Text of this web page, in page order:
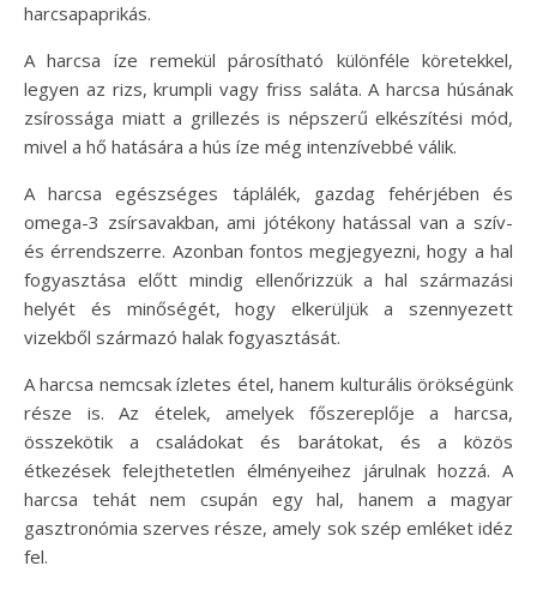
harcsapaprikás.
A harcsa íze remekül párosítható különféle köretekkel,
legyen az rizs, krumpli vagy friss saláta. A harcsa húsának
zsírossága miatt a grillezés is népszerű elkészítési mód,
mivel a hő hatására a hús íze még intenzívebbé válik.
A harcsa egészséges táplálék, gazdag fehérjében és
omega-3 zsírsavakban, ami jótékony hatással van a szív-
és érrendszerre. Azonban fontos megjegyezni, hogy a hal
fogyasztása előtt mindig ellenőrizzük a hal származási
helyét és minőségét, hogy elkerüljük a szennyezett
vizekből származó halak fogyasztását.
A harcsa nemcsak ízletes étel, hanem kulturális örökségünk
része is. Az ételek, amelyek főszereplője a harcsa,
összekötik a családokat és barátokat, és a közös
étkezések felejthetetlen élményeihez járulnak hozzá. A
harcsa tehát nem csupán egy hal, hanem a magyar
gasztronómia szerves része, amely sok szép emléket idéz
fel.